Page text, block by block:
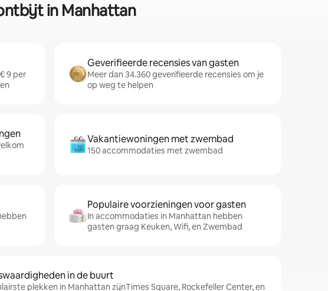
in Manhattan
9 per
Geverifieerde recensies van gasten
Meer dan 34.360 geverifieerde recensies om je
op weg te helpen
Vakantiewoningen met zwembad
150 accommodaties met zwembad
Populaire voorzieningen voor gasten
In accommodaties in Manhattan hebben
gasten graag Keuken, Wifi, en Zwembad
in de buurt
plekken in Manhattan zijnTimes Square, Rockefeller Center, en